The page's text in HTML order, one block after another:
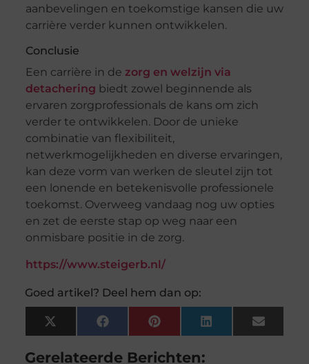
aanbevelingen en toekomstige kansen die uw
carrière verder kunnen ontwikkelen.
Conclusie
Een carrière in de zorg en welzijn via
detachering biedt zowel beginnende als
ervaren zorgprofessionals de kans om zich
verder te ontwikkelen. Door de unieke
combinatie van flexibiliteit,
netwerkmogelijkheden en diverse ervaringen,
kan deze vorm van werken de sleutel zijn tot
een lonende en betekenisvolle professionele
toekomst. Overweeg vandaag nog uw opties
en zet de eerste stap op weg naar een
onmisbare positie in de zorg.
https://www.steigerb.nl/
Goed artikel? Deel hem dan op:
X
(Twitter)
FacebookPinterestLinkedInEmail
Gerelateerde Berichten: